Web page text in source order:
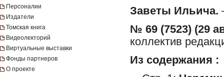
Персоналии
Издатели
Томская книга
Видеолекторий
Виртуальные выставки
Фонды партнеров
О проекте
Заветы Ильича.
№ 69 (7523) (29
коллектив
Из содержания :